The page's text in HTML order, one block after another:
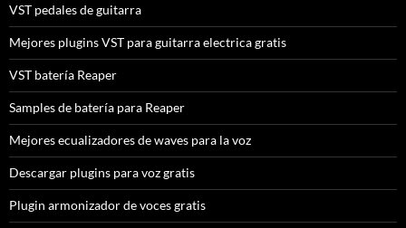
VST pedales de guitarra
Mejores plugins VST para guitarra electrica gratis
VST batería Reaper
Samples de batería para Reaper
Mejores ecualizadores de waves para la voz
Descargar plugins para voz gratis
Plugin armonizador de voces gratis